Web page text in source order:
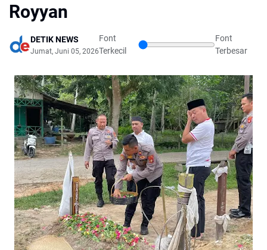
Royyan
DETIK NEWS
Jumat, Juni 05, 2026
Font
Terkecil
Font
Terbesar